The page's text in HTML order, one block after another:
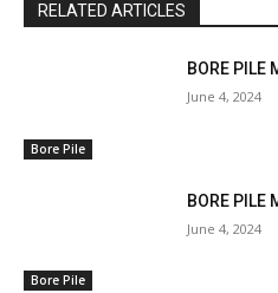
RELATED ARTICLES
Bore Pile
BORE PILE
June 4, 2024
Bore Pile
BORE PILE
June 4, 2024